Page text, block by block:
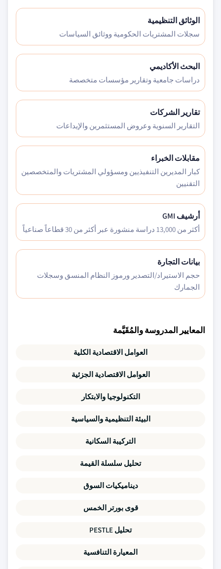
الوثائق التنظيمية
سجلات المشتريات الحكومية ووثائق السياسات
البحث الأكاديمي
دراسات جامعية وتقارير مؤسسات متخصصة
تقارير الشركات
التقارير السنوية وعروض المستثمرين والإيداعات
مقابلات الخبراء
كبار المديرين التنفيذيين ومسؤولي المشتريات والمتخصصين
التقنيين
أرشيف GMI
أكثر من 13,000 دراسة منشورة عبر أكثر من 30 قطاعاً صناعياً
بيانات التجارة
حجم الاستيراد/التصدير ورموز النظام المنسق وسجلات
الجمارك
المعايير المدروسة والمُقَيَّمة
العوامل الاقتصادية الكلية
العوامل الاقتصادية الجزئية
التكنولوجيا والابتكار
البيئة التنظيمية والسياسية
التركيبة السكانية
تحليل سلسلة القيمة
ديناميكيات السوق
قوى بورتر الخمس
تحليل PESTLE
المعيارة التنافسية